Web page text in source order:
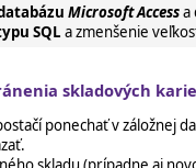
Microsoft Accessa
SQL a zmenšenie
skladových
ponechať v záložnej